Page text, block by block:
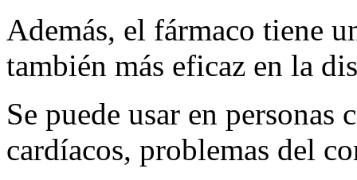
Además, el fármaco tiene
también más eficaz en la
Se puede usar en personas
cardíacos, problemas del